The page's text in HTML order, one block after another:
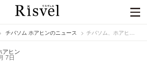
チバソム ホアヒンのニュース チバソム、ホアヒン ウェルネスの学びを深めるベストシーズン到来
アヒン
7日